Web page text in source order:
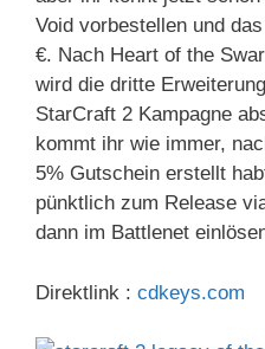
Void vorbestellen und
€. Nach Heart of the
wird die dritte
StarCraft 2 Kampagne
kommt ihr wie immer,
5% Gutschein erstellt
pünktlich zum Release
dann im Battlenet
Direktlink : cdkeys.com